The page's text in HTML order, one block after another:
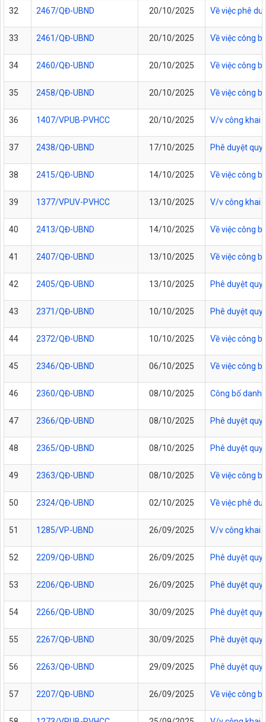
32 2467/QĐ-UBND 20/10/2025 Về việc phê
33 2461/QĐ-UBND 20/10/2025 Về việc công
34 2460/QĐ-UBND 20/10/2025 Về việc công
35 2458/QĐ-UBND 20/10/2025 Về việc công
36 1407/VPUB-PVHCC 20/10/2025 V/v công khai
37 2438/QĐ-UBND 17/10/2025 Phê duyệt
38 2415/QĐ-UBND 14/10/2025 Về việc công
39 1377/VPUV-PVHCC 13/10/2025 V/v công khai
40 2413/QĐ-UBND 14/10/2025 Về việc công
41 2407/QĐ-UBND 13/10/2025 Về việc công
42 2405/QĐ-UBND 13/10/2025 Phê duyệt
43 2371/QĐ-UBND 10/10/2025 Phê duyệt
44 2372/QĐ-UBND 10/10/2025 Về việc công
45 2346/QĐ-UBND 06/10/2025 Về việc công
46 2360/QĐ-UBND 08/10/2025 Công bố danh
47 2366/QĐ-UBND 08/10/2025 Phê duyệt
48 2365/QĐ-UBND 08/10/2025 Phê duyệt
49 2363/QĐ-UBND 08/10/2025 Về việc công
50 2324/QĐ-UBND 02/10/2025 Về việc phê
51 1285/VP-UBND 26/09/2025 V/v công khai
52 2209/QĐ-UBND 26/09/2025 Phê duyệt
53 2206/QĐ-UBND 26/09/2025 Phê duyệt
54 2266/QĐ-UBND 30/09/2025 Phê duyệt
55 2267/QĐ-UBND 30/09/2025 Phê duyệt
56 2263/QĐ-UBND 29/09/2025 Phê duyệt
57 2207/QĐ-UBND 26/09/2025 Về việc công